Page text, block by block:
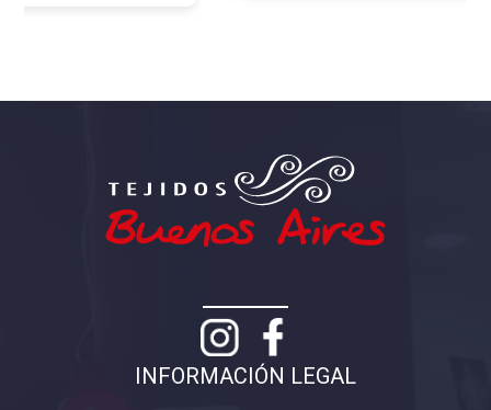
INFORMACIÓN LEGAL